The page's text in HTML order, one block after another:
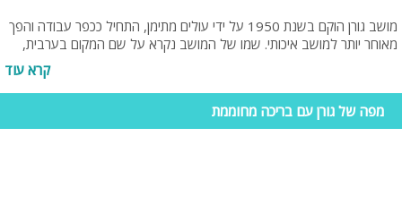
מושב גורן הוקם בשנת 1950 על ידי עולים מתימן, התחיל ככפר עבודה והפך
מאוחר יותר למושב איכותי. שמו של המושב נקרא על שם המקום בערבית,
שתרגומו לעברית הוא "גורנות הכותשים". כיום המושב ברובו עוסק בתיירות
שרק הולכת ומתפתחת. יתרונו המשמעותי של המושב הינו המיקום, גורן ממוקם
בין פארקים, יערות ונופים קסומים. כמו כן בקרבת מקום ניתן ליהנות
מטרקטורונים, משחקי פיינטבול, סנפלינג במערת הקשת, יציאה למסלול נחל
אכזיב, חוות סוסים ועוד. אם אתם מחפשים חופשה בטבע, חופשה רומנטית
קרא עוד
מפה של גורן עם בריכה מחוממת